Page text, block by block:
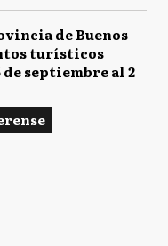
de Buenos
turísticos
septiembre al 2